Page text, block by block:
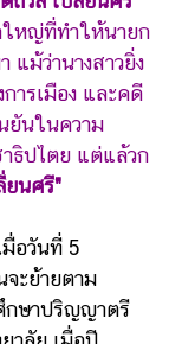
ใหญ่ที่ทำให้นายก
แม้ว่านางสาวยิ่ง
ารเมือง และคดี
ยันในความ
ธิปไตย แต่แล้วก
ยนศรี"
มื่อวันที่ 5
ะย้ายตาม
กษาปริญญาตรี